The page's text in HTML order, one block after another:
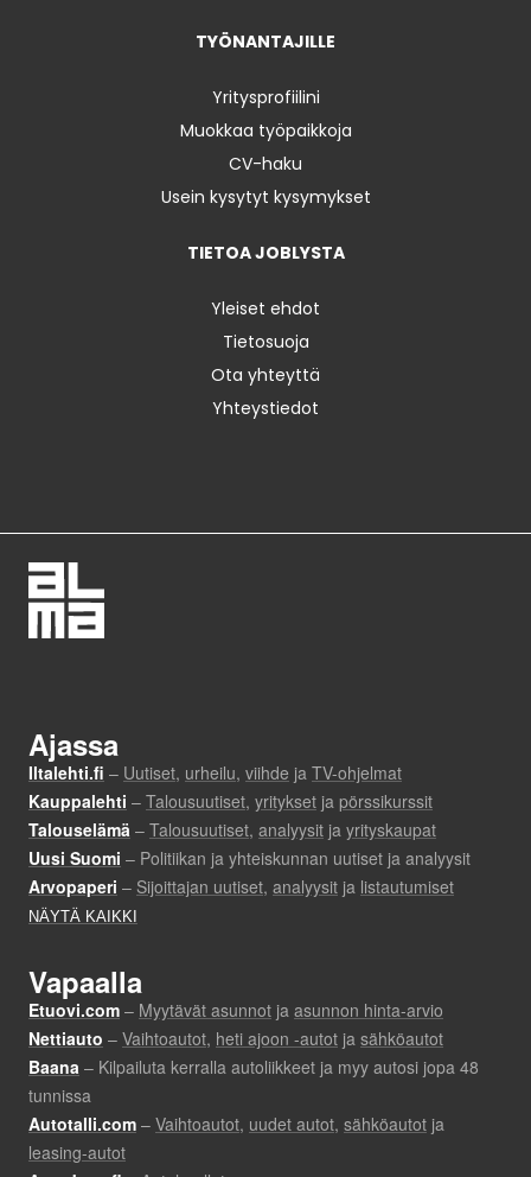
TYÖNANTAJILLE
Yritysprofiilini
Muokkaa työpaikkoja
CV-haku
Usein kysytyt kysymykset
TIETOA JOBLYSTA
Yleiset ehdot
Tietosuoja
Ota yhteyttä
Yhteystiedot